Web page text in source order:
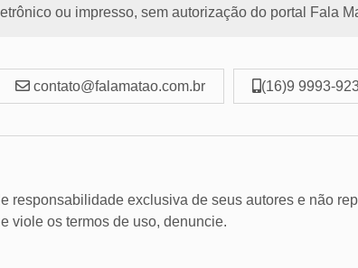
ou impresso, sem autorização do portal Fala
contato@falamatao.com.br (16)9 9993-
responsabilidade exclusiva de seus autores e não
viole os termos de uso, denuncie.